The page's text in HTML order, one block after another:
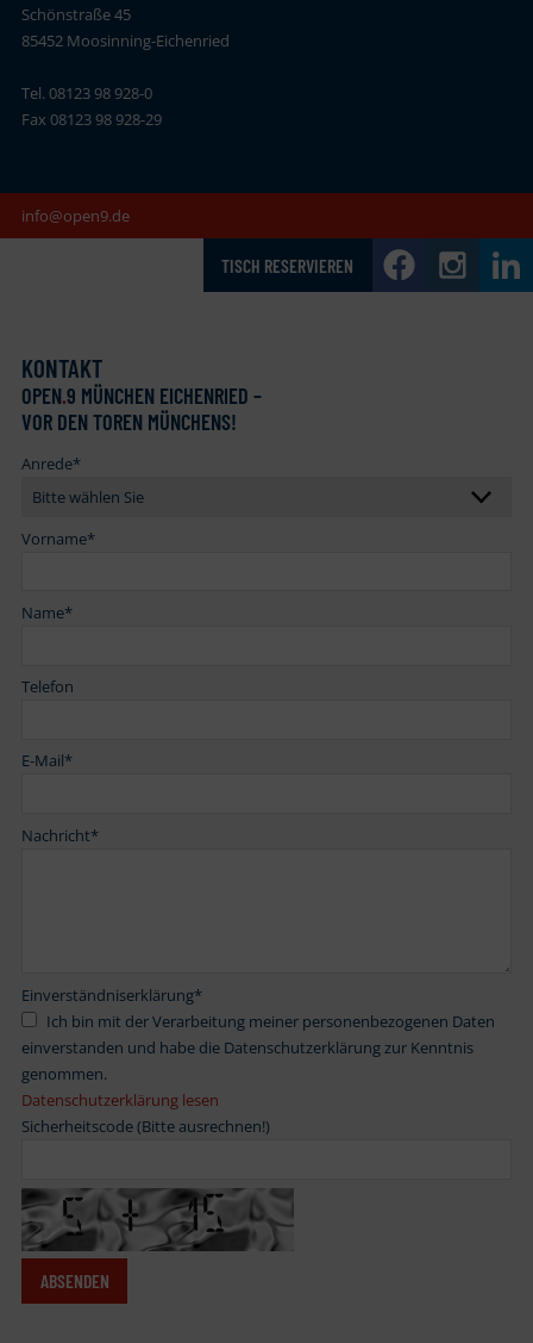
Schönstraße 45
85452 Moosinning-Eichenried
Tel. 08123 98 928-0
Fax 08123 98 928-29
info@open9.de
TISCH RESERVIEREN
KONTAKT
OPEN.9 MÜNCHEN EICHENRIED –
VOR DEN TOREN MÜNCHENS!
Anrede*
Vorname*
Name*
Telefon
E-Mail*
Nachricht*
Einverständniserklärung*
einverstanden und habe die Datenschutzerklärung zur Kenntnis
genommen.
Datenschutzerklärung lesen
Sicherheitscode (Bitte ausrechnen!)